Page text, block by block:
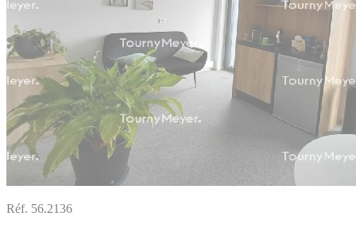
Réf. 56.2136